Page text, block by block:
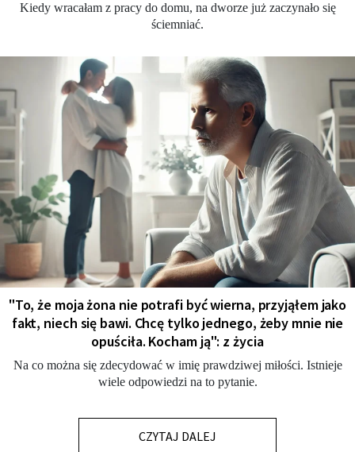
Kiedy wracałam z pracy do domu, na dworze już zaczynało się
ściemniać.
"To, że moja żona nie potrafi być wierna, przyjąłem jako
fakt, niech się bawi. Chcę tylko jednego, żeby mnie nie
opuściła. Kocham ją": z życia
Na co można się zdecydować w imię prawdziwej miłości. Istnieje
wiele odpowiedzi na to pytanie.
CZYTAJ DALEJ